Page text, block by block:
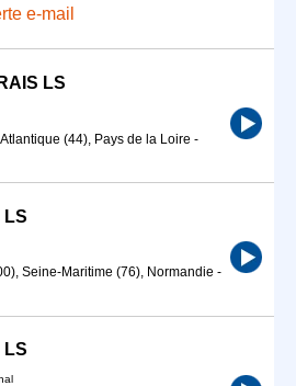
e-mail
LS
(44), Pays de la Loire -
LS
Seine-Maritime (76), Normandie -
LS